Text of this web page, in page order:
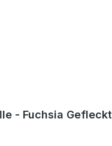
- Fuchsia Gefleckt